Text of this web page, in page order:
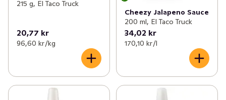
215 g, El Taco Truck
20,77 kr
96,60 kr /kg
Cheezy Jalapeno Sauce
200 ml, El Taco Truck
34,02 kr
170,10 kr /l